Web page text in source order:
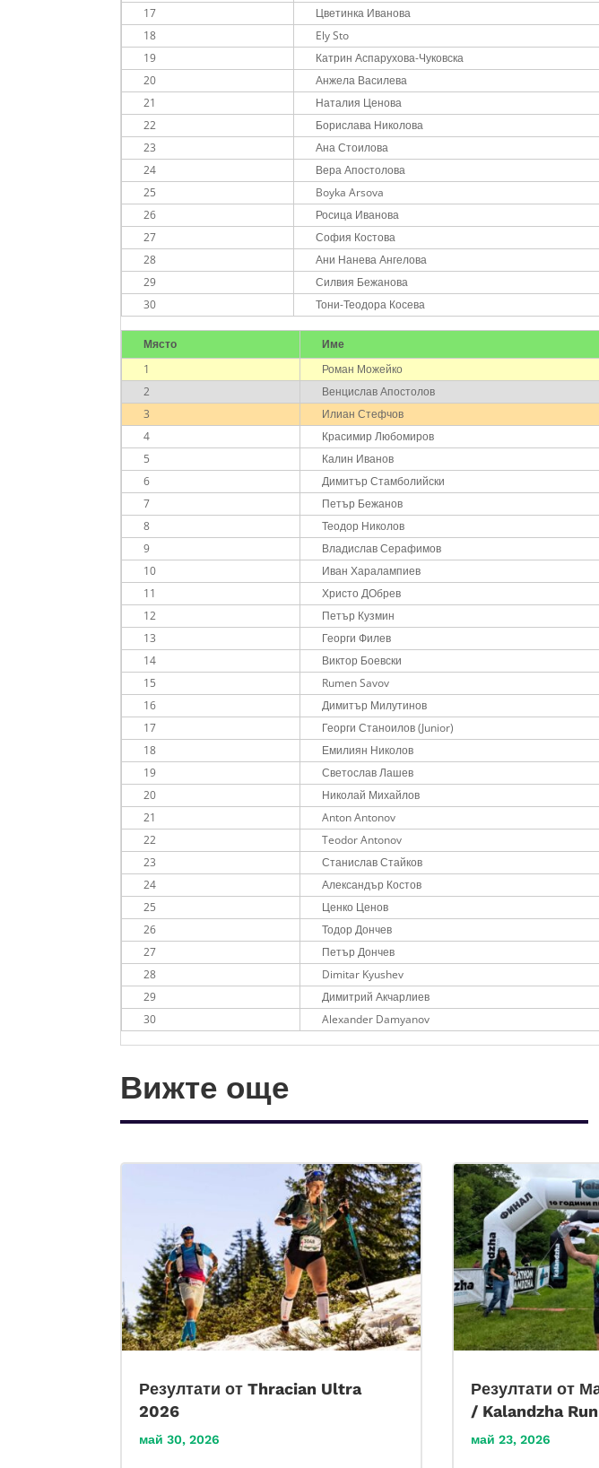
17
Цветинка Иванова
18
Ely Sto
19
Катрин Аспарухова-Чуковска
20
Анжела Василева
21
Наталия Ценова
22
Борислава Николова
23
Ана Стоилова
24
Вера Апостолова
25
Boyka Arsova
26
Росица Иванова
27
София Костова
28
Ани Нанева Ангелова
29
Силвия Бежанова
30
Тони-Теодора Косева
Място Име
1
Роман Можейко
2
Венцислав Апостолов
3
Илиан Стефчов
4
Красимир Любомиров
5
Калин Иванов
6
Димитър Стамболийски
7
Петър Бежанов
8
Теодор Николов
9
Владислав Серафимов
10
Иван Харалампиев
11
Христо ДОбрев
12
Петър Кузмин
13
Георги Филев
14
Виктор Боевски
15
Rumen Savov
16
Димитър Милутинов
17
Георги Станоилов (Junior)
18
Емилиян Николов
19
Светослав Лашев
20
Николай Михайлов
21
Anton Antonov
22
Teodor Antonov
23
Станислав Стайков
24
Александър Костов
25
Ценко Ценов
26
Тодор Дончев
27
Петър Дончев
28
Dimitar Kyushev
29
Димитрий Акчарлиев
30
Alexander Damyanov
Вижте още
Резултати от Thracian Ultra
2026
май 30, 2026
Резултати от
/ Kalandzha
май 23, 2026